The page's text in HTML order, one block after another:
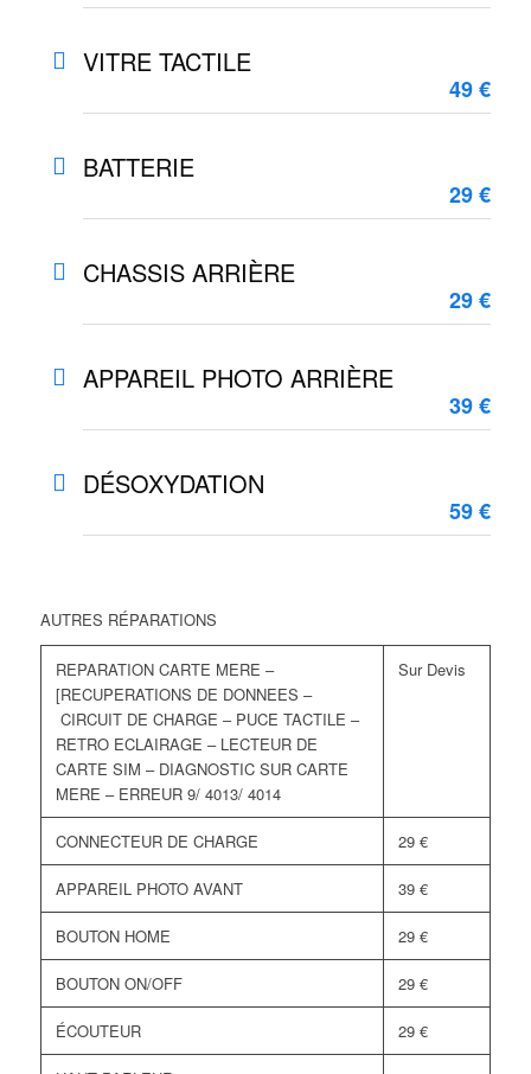
VITRE TACTILE
49 €
BATTERIE
29 €
CHASSIS ARRIÈRE
29 €
APPAREIL PHOTO ARRIÈRE
39 €
DÉSOXYDATION
59 €
AUTRES RÉPARATIONS
REPARATION CARTE MERE –
[RECUPERATIONS DE DONNEES –
CIRCUIT DE CHARGE – PUCE TACTILE –
RETRO ECLAIRAGE – LECTEUR DE
CARTE SIM – DIAGNOSTIC SUR CARTE
MERE – ERREUR 9/ 4013/ 4014
Sur Devis
CONNECTEUR DE CHARGE 29 €
APPAREIL PHOTO AVANT 39 €
BOUTON HOME 29 €
BOUTON ON/OFF 29 €
ÉCOUTEUR 29 €